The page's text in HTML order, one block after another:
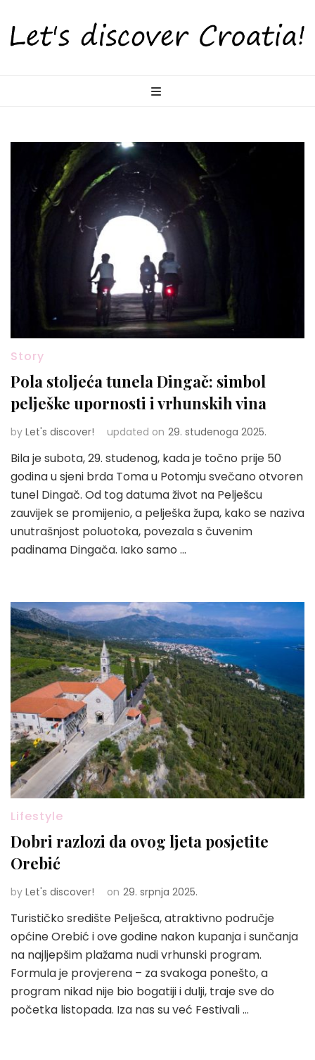
Story
Pola stoljeća tunela Dingač: simbol
pelješke upornosti i vrhunskih vina
by Let's discover! updated on 29. studenoga 2025.
Bila je subota, 29. studenog, kada je točno prije 50
godina u sjeni brda Toma u Potomju svečano otvoren
tunel Dingač. Od tog datuma život na Pelješcu
zauvijek se promijenio, a pelješka župa, kako se naziva
unutrašnjost poluotoka, povezala s čuvenim
padinama Dingača. Iako samo …
Lifestyle
Dobri razlozi da ovog ljeta posjetite
Orebić
by Let's discover! on 29. srpnja 2025.
Turističko središte Pelješca, atraktivno područje
općine Orebić i ove godine nakon kupanja i sunčanja
na najljepšim plažama nudi vrhunski program.
Formula je provjerena – za svakoga ponešto, a
program nikad nije bio bogatiji i dulji, traje sve do
početka listopada. Iza nas su već Festivali …